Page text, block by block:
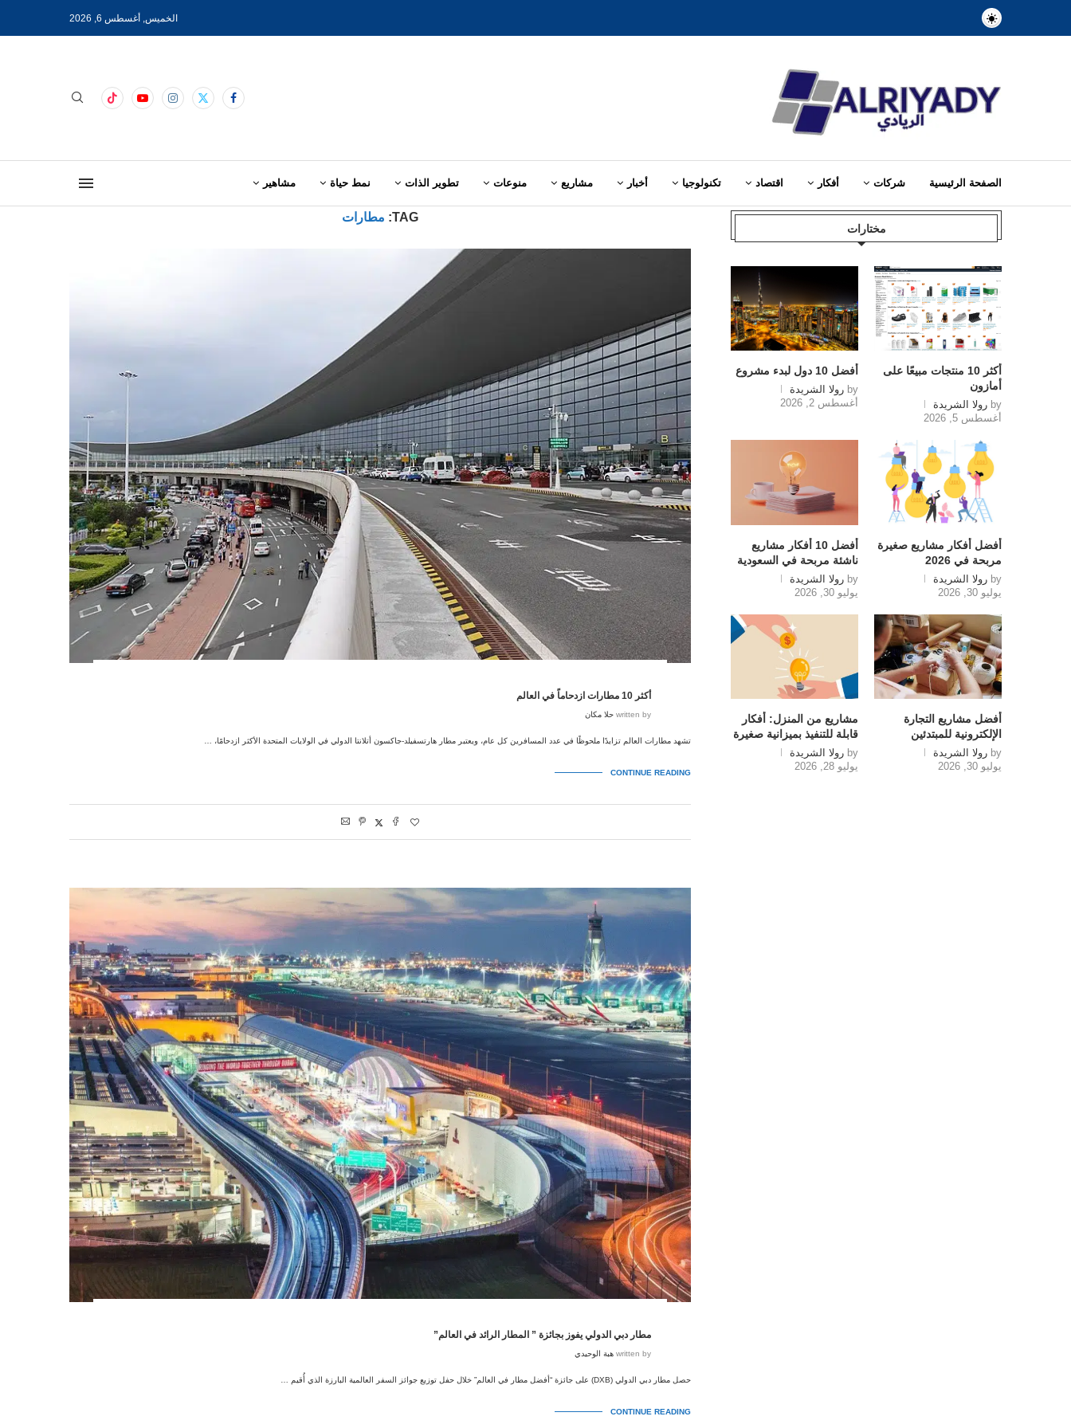
الخميس, أغسطس 6, 2026
الصفحة الرئيسية شركات أفكار اقتصاد تكنولوجيا أخبار مشاريع منوعات تطوير الذات نمط حياة مشاهير Home
» مطارات
TAG: مطارات
أكثر 10 مطارات ازدحاماً في العالم
written by حلا مكان
تشهد مطارات العالم تزايدًا ملحوظًا في عدد المسافرين كل عام، ويعتبر مطار هارتسفيلد-جاكسون أتلانتا الدولي في الولايات المتحدة الأكثر ازدحامًا، …
CONTINUE READING
مطار دبي الدولي يفوز بجائزة ” المطار الرائد في العالم”
written by هبة الوحيدي
حصل مطار دبي الدولي (DXB) على جائزة “أفضل مطار في العالم” خلال حفل توزيع جوائز السفر العالمية البارزة الذي أُقيم …
CONTINUE READING
مختارات
أكثر 10 منتجات مبيعًا على
أمازون
by رولا الشريدة
أغسطس 5, 2026
أفضل 10 دول لبدء مشروع
by رولا الشريدة
أغسطس 2, 2026
أفضل أفكار مشاريع صغيرة
مربحة في 2026
by رولا الشريدة
يوليو 30, 2026
أفضل 10 أفكار مشاريع
ناشئة مربحة في السعودية
by رولا الشريدة
يوليو 30, 2026
أفضل مشاريع التجارة
الإلكترونية للمبتدئين
by رولا الشريدة
يوليو 30, 2026
مشاريع من المنزل: أفكار
قابلة للتنفيذ بميزانية صغيرة
by رولا الشريدة
يوليو 28, 2026